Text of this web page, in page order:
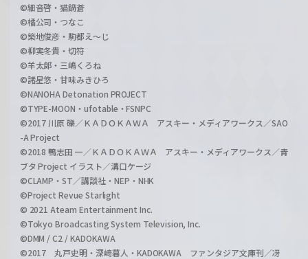
©細音啓・猫鍋蒼
©橘公司・つなこ
©築地俊彦・駒都え～じ
©柳実冬貴・切符
©羊太郎・三嶋くろね
©諸星悠・甘味みきひろ
©NANOHA Detonation PROJECT
©TYPE-MOON・ufotable・FSNPC
©2017 川原 礫／ＫＡＤＯＫＡＷＡ アスキー・メディアワークス／SAO
-A Project
©2018 鴨志田 一／ＫＡＤＯＫＡＷＡ アスキー・メディアワークス／青
ブタ Project イラスト／溝口ケージ
©CLAMP・ST／講談社・NEP・NHK
©Project Revue Starlight
© 2021 Ateam Entertainment Inc.
©Tokyo Broadcasting System Television, Inc.
©DMM / C2 / KADOKAWA
©2017 丸戸史明・深崎暮人・KADOKAWA ファンタジア文庫刊／冴